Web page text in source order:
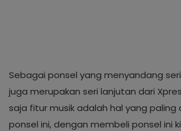
Sebagai ponsel yang menyandang
juga merupakan seri lanjutan dari
saja fitur musik adalah hal yang paling
ponsel ini, dengan membeli ponsel ini